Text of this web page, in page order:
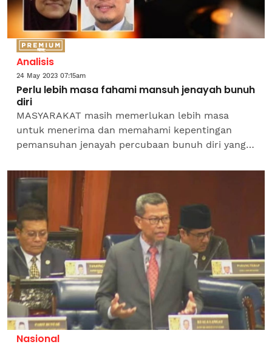
Analisis
24 May 2023 07:15am
Perlu lebih masa fahami mansuh jenayah bunuh
diri
MASYARAKAT masih memerlukan lebih masa
untuk menerima dan memahami kepentingan
pemansuhan jenayah percubaan bunuh diri yang
atau perubatan...
Nasional